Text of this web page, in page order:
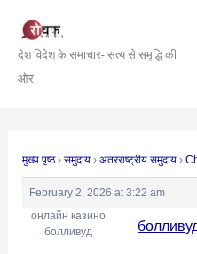
content
देश विदेश के समाचार- सत्य से समृद्धि की
ओर
मुख्य पृष्ठ › समुदाय › अंतरराष्ट्रीय समुदाय ›
February 2, 2026 at 3:22 am
онлайн казино
болливуд
navigation